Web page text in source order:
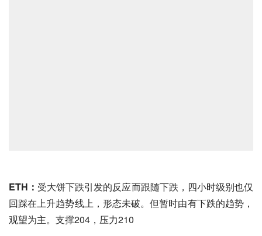
ETH： 受大饼下跌引发的反应而跟随下跌，四小时级别也仅
回踩在上升趋势线上，形态未破。但暂时由有下跌的趋势，
观望为主。支撑204，压力210